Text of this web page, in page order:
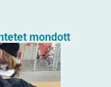
mondott